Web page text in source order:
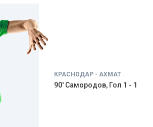
КРАСНОДАР - АХМАТ
90' Самородов, Гол 1 - 1